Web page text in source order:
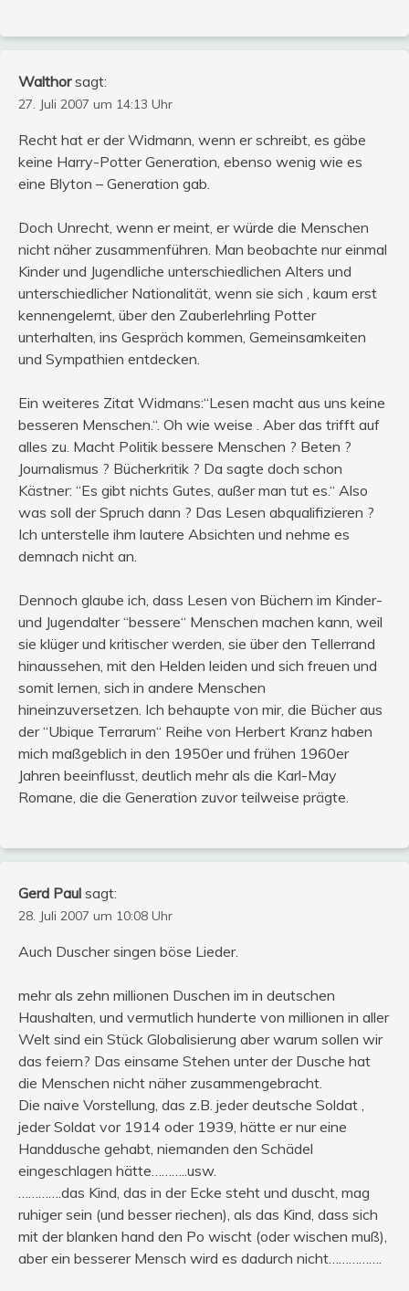
Walthor sagt:
27. Juli 2007 um 14:13 Uhr
Recht hat er der Widmann, wenn er schreibt, es gäbe
keine Harry-Potter Generation, ebenso wenig wie es
eine Blyton – Generation gab.
Doch Unrecht, wenn er meint, er würde die Menschen
nicht näher zusammenführen. Man beobachte nur einmal
Kinder und Jugendliche unterschiedlichen Alters und
unterschiedlicher Nationalität, wenn sie sich , kaum erst
kennengelernt, über den Zauberlehrling Potter
unterhalten, ins Gespräch kommen, Gemeinsamkeiten
und Sympathien entdecken.
Ein weiteres Zitat Widmans:“Lesen macht aus uns keine
besseren Menschen.“. Oh wie weise . Aber das trifft auf
alles zu. Macht Politik bessere Menschen ? Beten ?
Journalismus ? Bücherkritik ? Da sagte doch schon
Kästner: “Es gibt nichts Gutes, außer man tut es.“ Also
was soll der Spruch dann ? Das Lesen abqualifizieren ?
Ich unterstelle ihm lautere Absichten und nehme es
demnach nicht an.
Dennoch glaube ich, dass Lesen von Büchern im Kinder-
und Jugendalter “bessere“ Menschen machen kann, weil
sie klüger und kritischer werden, sie über den Tellerrand
hinaussehen, mit den Helden leiden und sich freuen und
somit lernen, sich in andere Menschen
hineinzuversetzen. Ich behaupte von mir, die Bücher aus
der “Ubique Terrarum“ Reihe von Herbert Kranz haben
mich maßgeblich in den 1950er und frühen 1960er
Jahren beeinflusst, deutlich mehr als die Karl-May
Romane, die die Generation zuvor teilweise prägte.
Gerd Paul sagt:
28. Juli 2007 um 10:08 Uhr
Auch Duscher singen böse Lieder.
mehr als zehn millionen Duschen im in deutschen
Haushalten, und vermutlich hunderte von millionen in aller
Welt sind ein Stück Globalisierung aber warum sollen wir
das feiern? Das einsame Stehen unter der Dusche hat
die Menschen nicht näher zusammengebracht.
Die naive Vorstellung, das z.B. jeder deutsche Soldat ,
jeder Soldat vor 1914 oder 1939, hätte er nur eine
Handdusche gehabt, niemanden den Schädel
eingeschlagen hätte………..usw.
………….das Kind, das in der Ecke steht und duscht, mag
ruhiger sein (und besser riechen), als das Kind, dass sich
mit der blanken hand den Po wischt (oder wischen muß),
aber ein besserer Mensch wird es dadurch nicht…………….